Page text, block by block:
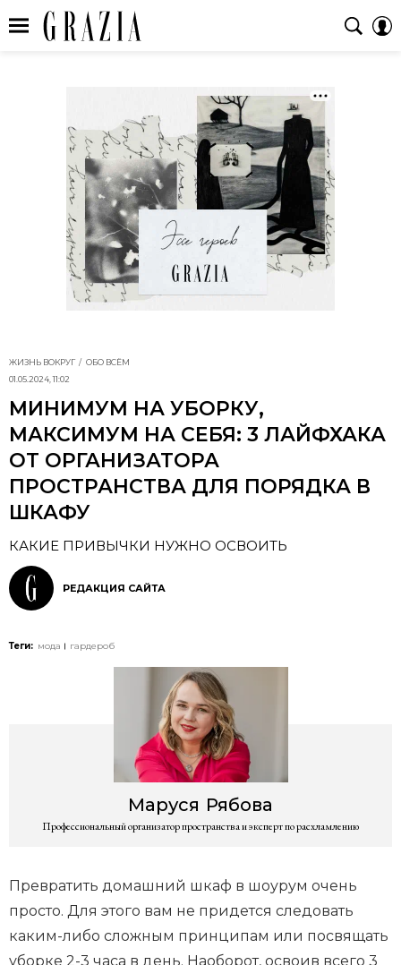
ЖИЗНЬ ВОКРУГ
ОБО ВСЁМ
01.05.2024, 11:02
МИНИМУМ НА УБОРКУ,
МАКСИМУМ НА СЕБЯ: 3 ЛАЙФХАКА
ОТ ОРГАНИЗАТОРА
ПРОСТРАНСТВА ДЛЯ ПОРЯДКА В
ШКАФУ
КАКИЕ ПРИВЫЧКИ НУЖНО ОСВОИТЬ
РЕДАКЦИЯ САЙТА
Теги: мода гардероб
Маруся Рябова
Профессиональный организатор пространства и эксперт по расхламлению
Превратить домашний шкаф в шоурум очень
просто. Для этого вам не придется следовать
каким-либо сложным принципам или посвящать
уборке 2-3 часа в день. Наоборот, освоив всего 3